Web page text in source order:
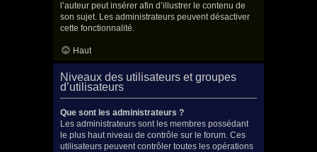
l’auteur peut insérer afin d’illustrer le contenu de
son sujet. Les administrateurs peuvent désactiver
cette fonctionnalité.
Haut
Niveaux des utilisateurs et groupes
d’utilisateurs
Que sont les administrateurs ?
Les administrateurs sont les membres possédant
le plus haut niveau de contrôle sur le forum. Ces
utilisateurs peuvent contrôler toutes les opérations